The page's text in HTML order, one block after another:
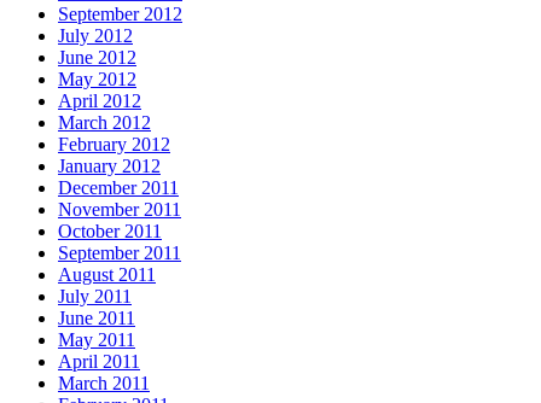
September 2012
July 2012
June 2012
May 2012
April 2012
March 2012
February 2012
January 2012
December 2011
November 2011
October 2011
September 2011
August 2011
July 2011
June 2011
May 2011
April 2011
March 2011